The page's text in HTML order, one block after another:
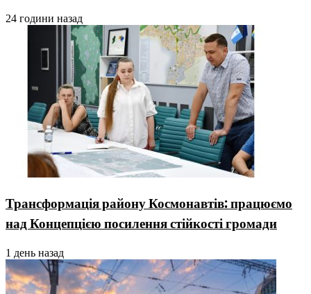
24 години назад
Трансформація району Космонавтів: працюємо
над Концепцією посилення стійкості громади
1 день назад